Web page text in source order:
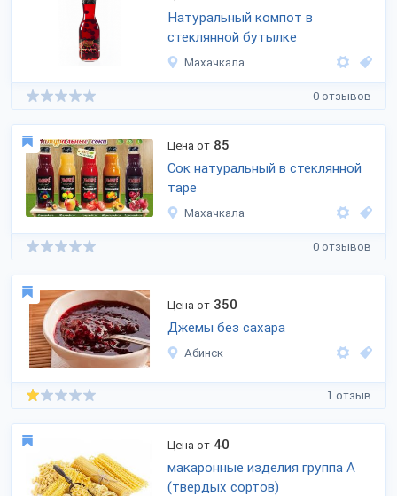
Натуральный компот в
стеклянной бутылке
Махачкала
0 отзывов
Цена от 85
Cок натуральный в стеклянной
таре
Махачкала
0 отзывов
Цена от 350
Джемы без сахара
Абинск
1 отзыв
Цена от 40
макаронные изделия группа А
(твердых сортов)